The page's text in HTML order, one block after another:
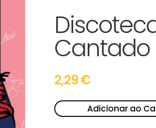
Cantado
2,29€
Adicionar ao